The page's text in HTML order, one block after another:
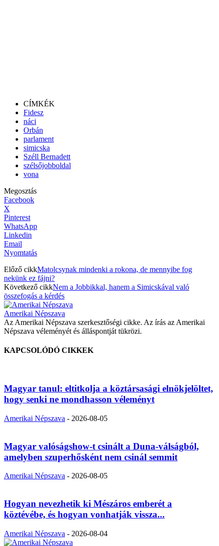
CÍMKÉK
Fidesz
náci
Orbán
parlament
simicska
Széll Bernadett
szélsőjobboldal
vona
Megosztás
Facebook
X
Pinterest
WhatsApp
Linkedin
Email
Nyomtatás
Előző cikkMatolcsynak mindenki a rokona, de mennyibe fog
nekünk ez fájni?
Következő cikkNem a Jobbikkal, hanem a Simicskával való
összefogás a kérdés
Amerikai Népszava
Az Amerikai Népszava szerkesztőségi cikke. Az írás az Amerikai
Népszava véleményét és álláspontját tükrözi.
KAPCSOLÓDÓ CIKKEK
Magyar tanul: eltitkolja a köztársasági elnökjelöltet,
hogy senki ne mondhasson véleményt
Amerikai Népszava - 2026-08-05
Magyar valóságshow-t csinált a Duna-válságból,
amelyben szuperhősként nem csinál semmit
Amerikai Népszava - 2026-08-05
Hogyan nevezhetik ki Mészáros emberét a
köztévébe, és hogyan vonhatják vissza...
Amerikai Népszava - 2026-08-04